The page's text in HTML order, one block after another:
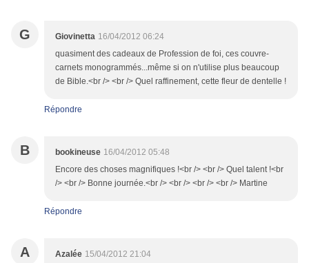
G Giovinetta 16/04/2012 06:24
quasiment des cadeaux de Profession de foi, ces couvre-
carnets monogrammés...même si on n'utilise plus beaucoup
de Bible.<br /> <br /> Quel raffinement, cette fleur de dentelle !
Répondre
B bookineuse 16/04/2012 05:48
Encore des choses magnifiques !<br /> <br /> Quel talent !<br
/> <br /> Bonne journée.<br /> <br /> <br /> <br /> Martine
Répondre
A Azalée 15/04/2012 21:04